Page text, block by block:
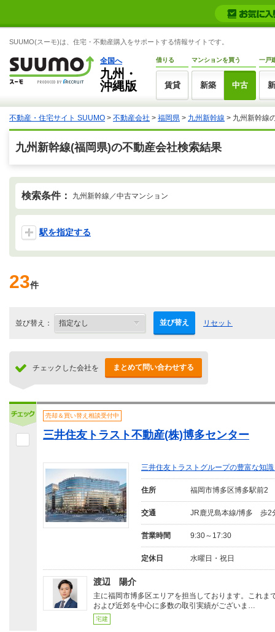
SUUMO(スーモ)は、住宅・不動産購入をサポートする情報サイトです。
全国へ
九州・
沖縄版
借りる
賃貸
マンションを買う
新築 中古
一戸
不動産・住宅サイト SUUMO > 不動産会社 > 福岡県 > 九州新幹線 > 九州新幹線
九州新幹線(福岡県)の不動産会社検索結果
検索条件： 九州新幹線／中古マンション
駅を指定する
23件
並び替え： 並び替え リセット
チェックした会社を まとめて問い合わせする
売却＆買い替え相談受付中
三井住友トラスト不動産(株)博多センター
三井住友トラストグループの豊富な知
住所 福岡市博多区博多駅前2
交通 JR鹿児島本線/博多 歩2
営業時間 9:30～17:30
定休日 水曜日・祝日
渡辺 陽介
主に福岡市博多区エリアを担当しております。これま
および近郊を中心に多数の取引実績がございま…
宅建